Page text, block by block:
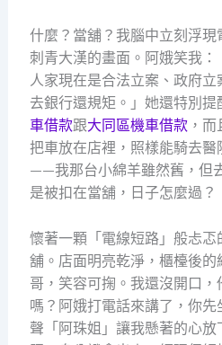
什麼？當舖？我腦中立刻浮現
刺青大漢的畫面。阿娥笑我：
人家現在是合法立案、政府立
去銀行還規矩。」她還特別提
車借款跟大同區機車借款，而
把車放在店裡，照樣能騎去
——我那台小綿羊雖然舊，但
是被扣在當舖，日子怎麼過？
懷著一顆「電線短路」般忐忑
舖。店面明亮乾淨，櫃檯後
哥，笑容可掬。我還沒開口
嗎？阿娥打電話來講了，你
聲「阿珠姐」讓我懸著的心